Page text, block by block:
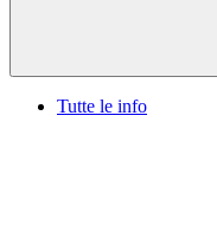
Tutte le info